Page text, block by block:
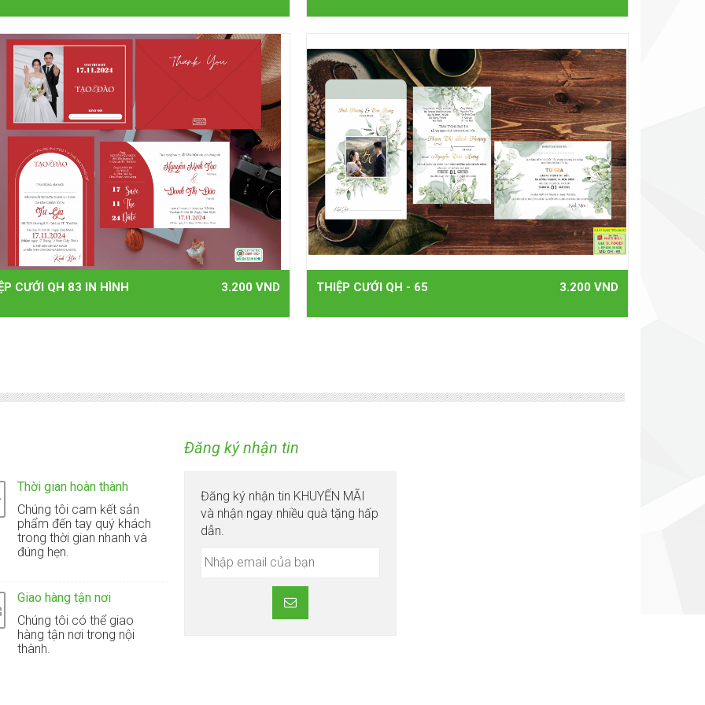
CƯỚI QH 83 IN HÌNH 3.200 VND THIỆP CƯỚI QH - 65 3.200 VND
Thời gian hoàn thành
Chúng tôi cam kết sản
phẩm đến tay quý khách
trong thời gian nhanh và
đúng hẹn.
Giao hàng tận nơi
Chúng tôi có thể giao
hàng tận nơi trong nội
thành.
Đăng ký nhận tin
Đăng ký nhận tin KHUYẾN MÃI
và nhận ngay nhiều quà tặng hấp
dẫn.